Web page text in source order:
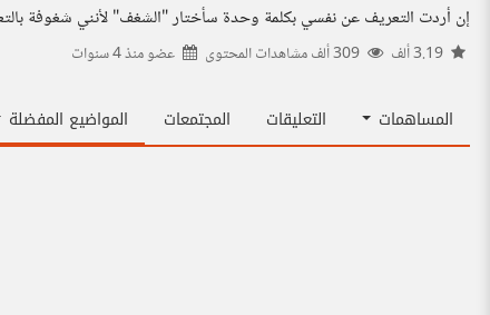
إن أردت التعريف عن نفسي بكلمة وحدة سأختار "الشغف" لأنني شغوفة
عضو منذ4 سنوات
المساهمات التعليقات المجتمعات المواضيع المفضلة